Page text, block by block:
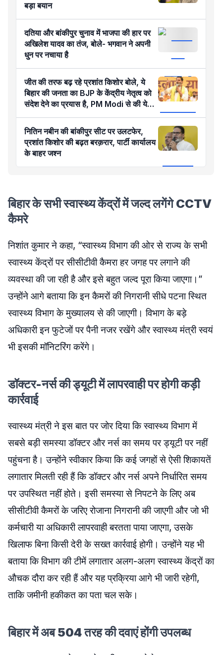
बड़ा बयान
दतिया और बांकीपुर चुनाव में भाजपा की हार पर
अखिलेश यादव का तंज, बोले- भगवान ने अपनी
धुन पर नचाया है
जीत की तरफ बढ़ रहे प्रशांत किशोर बोले, ये
बिहार की जनता का BJP के केंद्रीय नेतृत्व को
संदेश देने का प्रयास है, PM Modi से की ये
मांग
नितिन नबीन की बांकीपुर सीट पर उलटफेर,
प्रशांत किशोर की बढ़त बरक़रार, पार्टी कार्यालय
के बाहर जश्न
बिहार के सभी स्वास्थ्य केंद्रों में जल्द लगेंगे CCTV
कैमरे
निशांत कुमार ने कहा, “स्वास्थ्य विभाग की ओर से राज्य के सभी
स्वास्थ्य केंद्रों पर सीसीटीवी कैमरा हर जगह पर लगाने की
व्यवस्था की जा रही है और इसे बहुत जल्द पूरा किया जाएगा।”
उन्होंने आगे बताया कि इन कैमरों की निगरानी सीधे पटना स्थित
स्वास्थ्य विभाग के मुख्यालय से की जाएगी। विभाग के बड़े
अधिकारी इन फुटेजों पर पैनी नजर रखेंगे और स्वास्थ्य मंत्री स्वयं
भी इसकी मॉनिटरिंग करेंगे।
डॉक्टर-नर्स की ड्यूटी में लापरवाही पर होगी कड़ी
कार्रवाई
स्वास्थ्य मंत्री ने इस बात पर जोर दिया कि स्वास्थ्य विभाग में
सबसे बड़ी समस्या डॉक्टर और नर्स का समय पर ड्यूटी पर नहीं
पहुंचना है। उन्होंने स्वीकार किया कि कई जगहों से ऐसी शिकायतें
लगातार मिलती रही हैं कि डॉक्टर और नर्स अपने निर्धारित समय
पर उपस्थित नहीं होते। इसी समस्या से निपटने के लिए अब
सीसीटीवी कैमरों के जरिए रोजाना निगरानी की जाएगी और जो भी
कर्मचारी या अधिकारी लापरवाही बरतता पाया जाएगा, उसके
खिलाफ बिना किसी देरी के सख्त कार्रवाई होगी। उन्होंने यह भी
बताया कि विभाग की टीमें लगातार अलग-अलग स्वास्थ्य केंद्रों का
औचक दौरा कर रही हैं और यह प्रक्रिया आगे भी जारी रहेगी,
ताकि जमीनी हकीकत का पता चल सके।
बिहार में अब 504 तरह की दवाएं होंगी उपलब्ध